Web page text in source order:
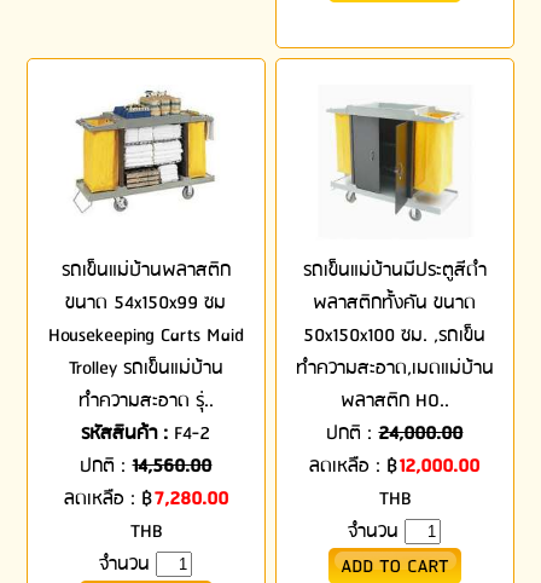
รถเข็นแม่บ้านพลาสติก
ขนาด 54x150x99 ซม
Housekeeping Carts Maid
Trolley รถเข็นแม่บ้าน
ทำความสะอาด รุ่..
รหัสสินค้า : F4-2
ปกติ :14,560.00
ลดเหลือ : ฿7,280.00
THB
จำนวน
รถเข็นแม่บ้านมีประตูสีดำ
พลาสติกทั้งคัน ขนาด
50x150x100 ซม. ,รถเข็น
ทำความสะอาด,เมดแม่บ้าน
พลาสติก HO..
ปกติ :24,000.00
ลดเหลือ : ฿12,000.00
THB
จำนวน